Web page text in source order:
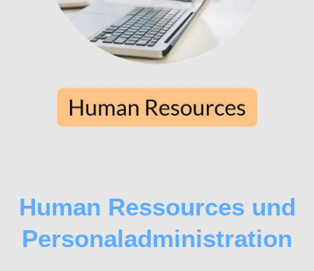
Human Ressources und
Personaladministration